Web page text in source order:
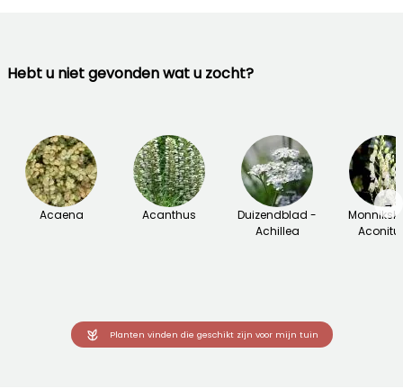
Hebt u niet gevonden wat u zocht?
Acaena Acanthus
Duizendblad -
Achillea
→
Planten vinden die geschikt zijn voor mijn tuin